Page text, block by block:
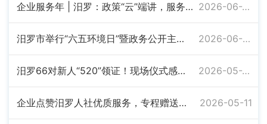
企业服务年 | 汨罗：政策“云”端讲，服务“门”前办 2026-06-22
汨罗市举行“六五环境日”暨政务公开主题月宣传活动 2026-06-08
汨罗66对新人“520”领证！现场仪式感满满，文明风浓浓 2026-05-26
企业点赞汨罗人社优质服务，专程赠送锦旗致谢 2026-05-11